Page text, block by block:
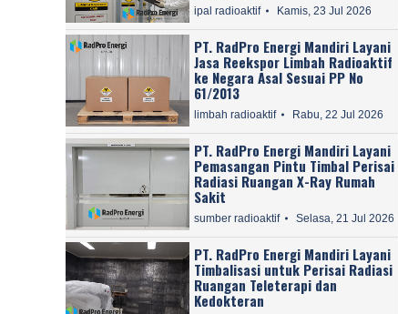
ipal radioaktif Kamis, 23 Jul 2026
PT. RadPro Energi Mandiri Layani
Jasa Reekspor Limbah Radioaktif
ke Negara Asal Sesuai PP No
61/2013
limbah radioaktif Rabu, 22 Jul 2026
PT. RadPro Energi Mandiri Layani
Pemasangan Pintu Timbal Perisai
Radiasi Ruangan X-Ray Rumah
Sakit
sumber radioaktif Selasa, 21 Jul 2026
PT. RadPro Energi Mandiri Layani
Timbalisasi untuk Perisai Radiasi
Ruangan Teleterapi dan
Kedokteran